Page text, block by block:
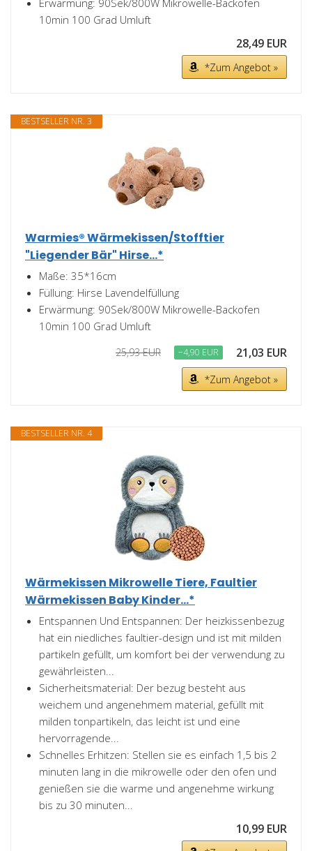
Erwärmung: 90Sek/800W Mikrowelle-Backofen
10min 100 Grad Umluft
28,49 EUR
*Zum Angebot »
BESTSELLER NR. 3
Warmies® Wärmekissen/Stofftier
"Liegender Bär" Hirse...*
Maße: 35*16cm
Füllung: Hirse Lavendelfüllung
Erwärmung: 90Sek/800W Mikrowelle-Backofen
10min 100 Grad Umluft
25,93 EUR −4,90 EUR 21,03 EUR
*Zum Angebot »
BESTSELLER NR. 4
Wärmekissen Mikrowelle Tiere, Faultier
Wärmekissen Baby Kinder...*
Entspannen Und Entspannen: Der heizkissenbezug
hat ein niedliches faultier-design und ist mit milden
partikeln gefüllt, um komfort bei der verwendung zu
gewährleisten...
Sicherheitsmaterial: Der bezug besteht aus
weichem und angenehmem material, gefüllt mit
milden tonpartikeln, das leicht ist und eine
hervorragende...
Schnelles Erhitzen: Stellen sie es einfach 1,5 bis 2
minuten lang in die mikrowelle oder den ofen und
genießen sie die warme und angenehme wirkung
bis zu 30 minuten...
10,99 EUR